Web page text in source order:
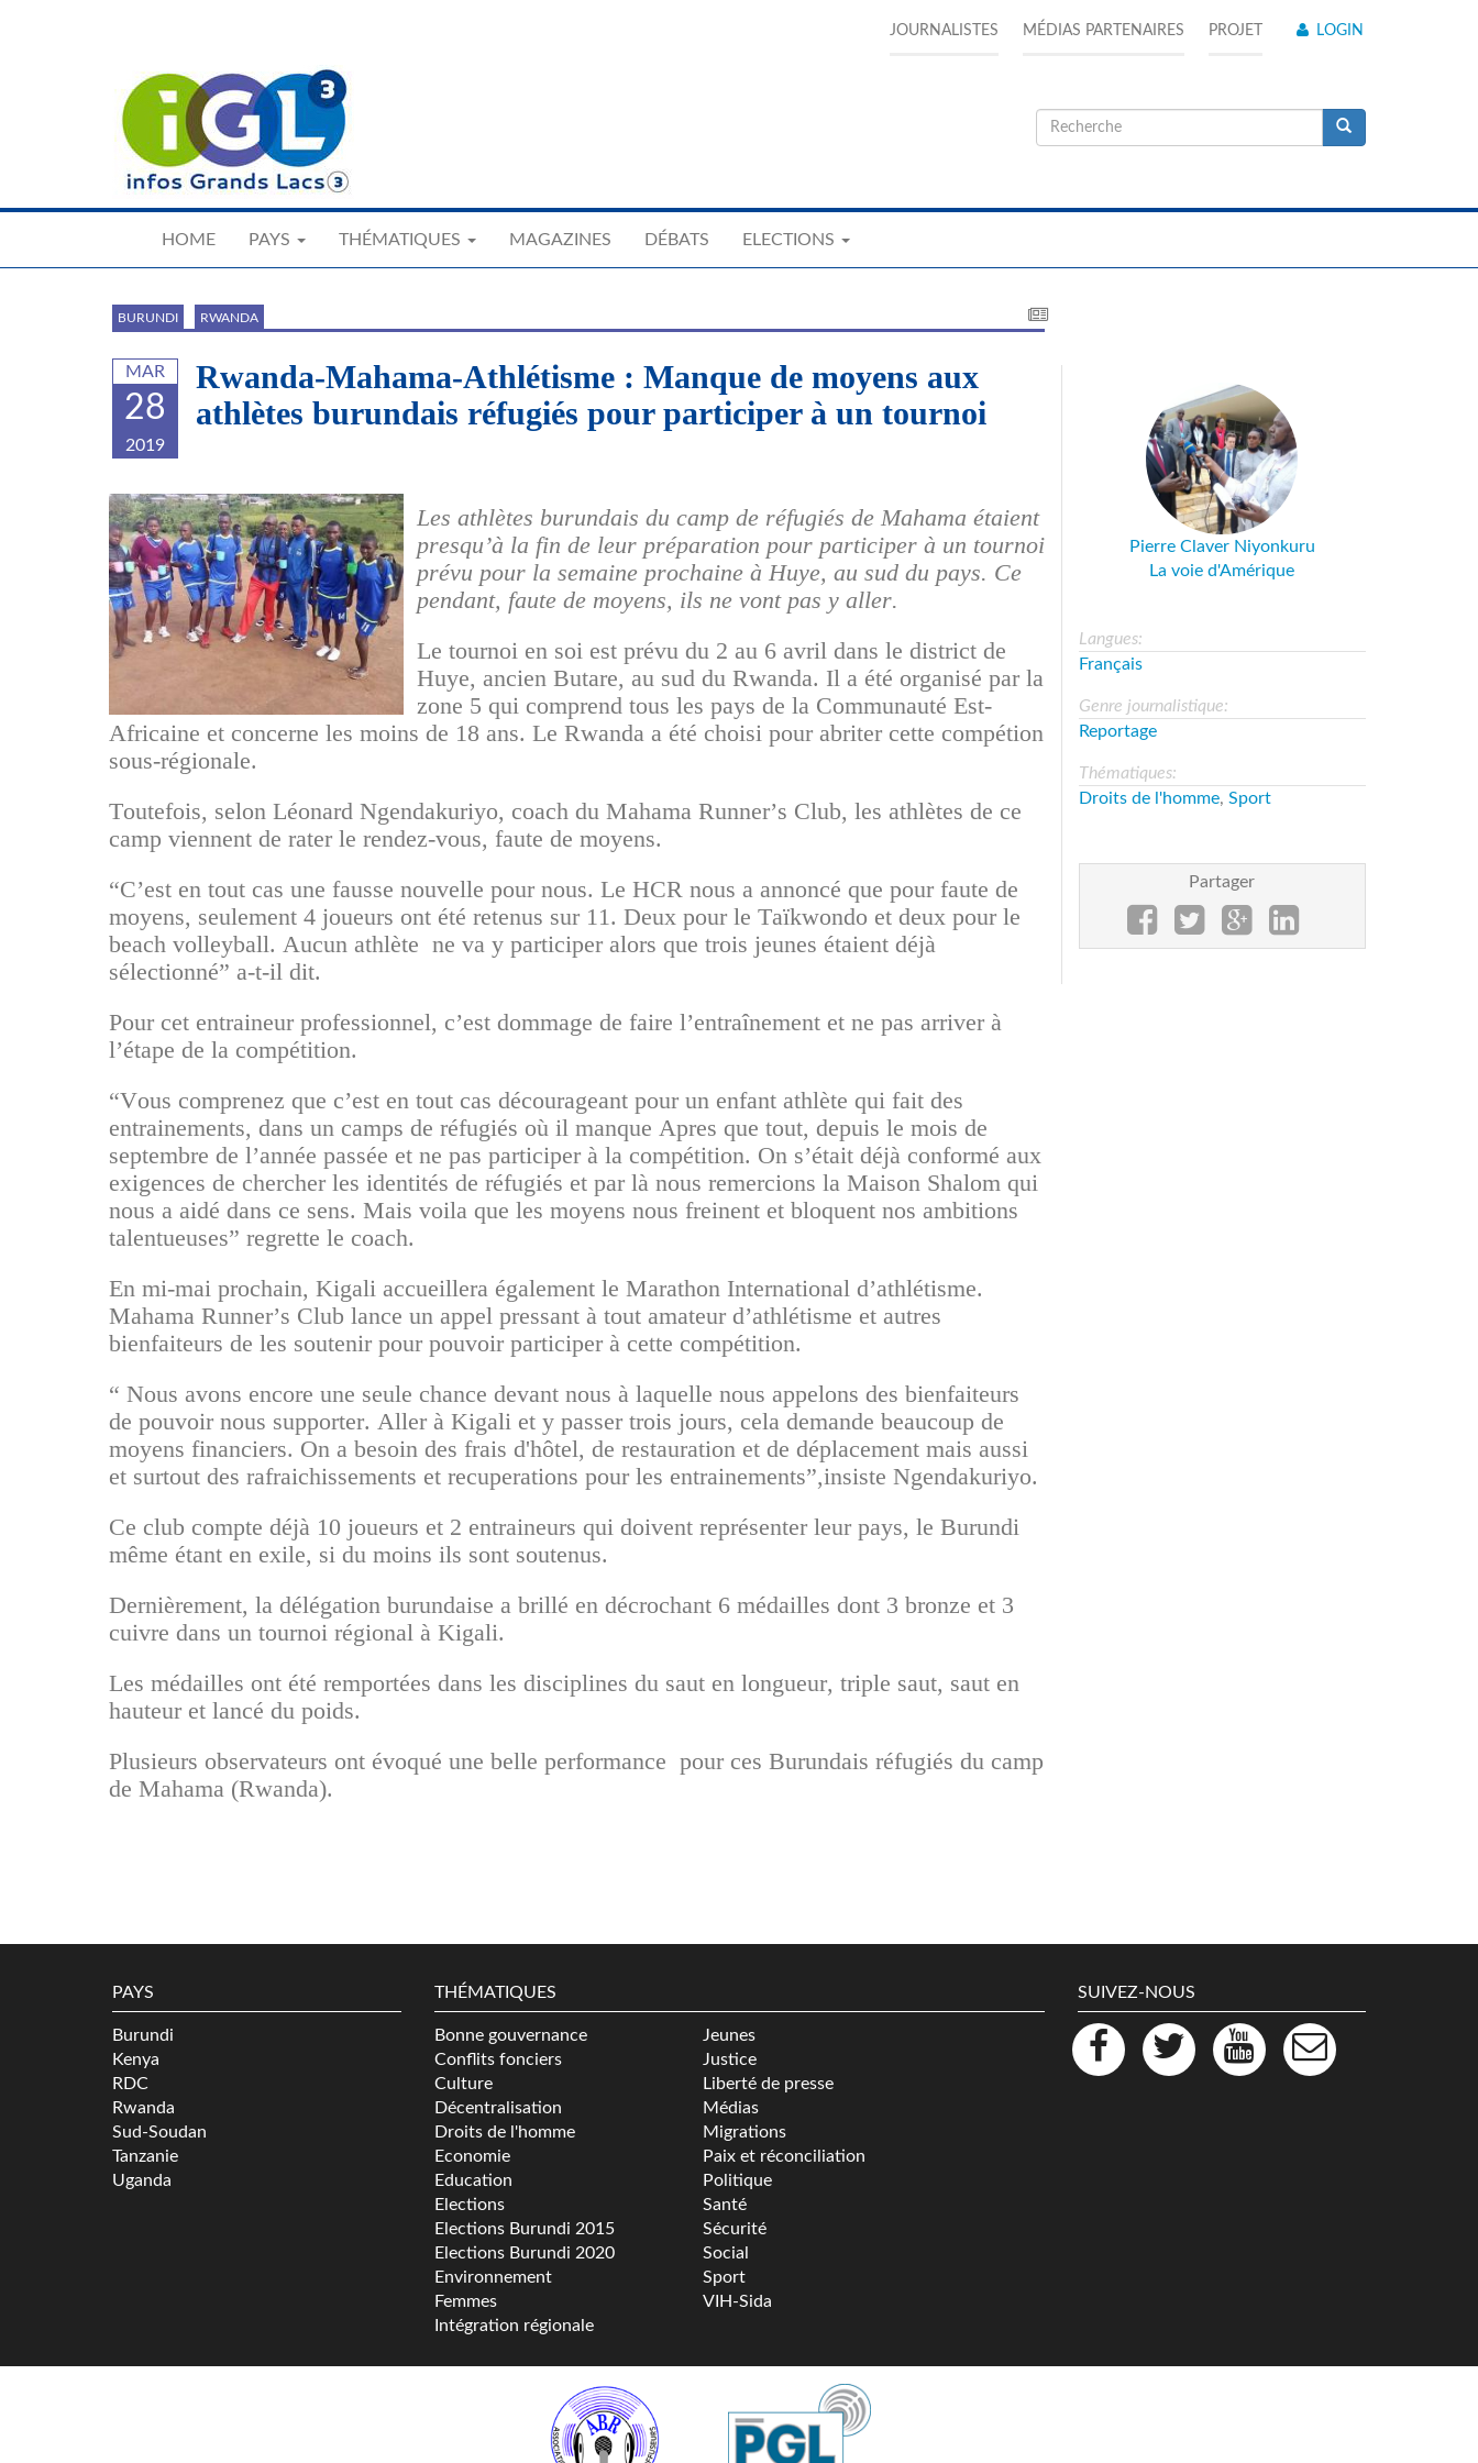
JOURNALISTES MÉDIAS PARTENAIRES PROJET LOGIN
Formulaire
recherche
HOME PAYS THÉMATIQUES MAGAZINES DÉBATS ELECTIONS
BURUNDI RWANDA
MAR
28
2019
Rwanda-Mahama-Athlétisme : Manque de moyens aux
athlètes burundais réfugiés pour participer à un tournoi
mahama_atlete.jpg
Les athlètes burundais du camp de réfugiés de Mahama étaient
presqu’à la fin de leur préparation pour participer à un tournoi
prévu pour la semaine prochaine à Huye, au sud du pays. Ce
pendant, faute de moyens, ils ne vont pas y aller.
Le tournoi en soi est prévu du 2 au 6 avril dans le district de
Huye, ancien Butare, au sud du Rwanda. Il a été organisé par la
zone 5 qui comprend tous les pays de la Communauté Est-
Africaine et concerne les moins de 18 ans. Le Rwanda a été choisi pour abriter cette compétion
sous-régionale.
Toutefois, selon Léonard Ngendakuriyo, coach du Mahama Runner’s Club, les athlètes de ce
camp viennent de rater le rendez-vous, faute de moyens.
“C’est en tout cas une fausse nouvelle pour nous. Le HCR nous a annoncé que pour faute de
moyens, seulement 4 joueurs ont été retenus sur 11. Deux pour le Taïkwondo et deux pour le
beach volleyball. Aucun athlète ne va y participer alors que trois jeunes étaient déjà
sélectionné” a-t-il dit.
Pour cet entraineur professionnel, c’est dommage de faire l’entraînement et ne pas arriver à
l’étape de la compétition.
“Vous comprenez que c’est en tout cas décourageant pour un enfant athlète qui fait des
entrainements, dans un camps de réfugiés où il manque Apres que tout, depuis le mois de
septembre de l’année passée et ne pas participer à la compétition. On s’était déjà conformé aux
exigences de chercher les identités de réfugiés et par là nous remercions la Maison Shalom qui
nous a aidé dans ce sens. Mais voila que les moyens nous freinent et bloquent nos ambitions
talentueuses” regrette le coach.
En mi-mai prochain, Kigali accueillera également le Marathon International d’athlétisme.
Mahama Runner’s Club lance un appel pressant à tout amateur d’athlétisme et autres
bienfaiteurs de les soutenir pour pouvoir participer à cette compétition.
“ Nous avons encore une seule chance devant nous à laquelle nous appelons des bienfaiteurs
de pouvoir nous supporter. Aller à Kigali et y passer trois jours, cela demande beaucoup de
moyens financiers. On a besoin des frais d'hôtel, de restauration et de déplacement mais aussi
et surtout des rafraichissements et recuperations pour les entrainements”,insiste Ngendakuriyo.
Ce club compte déjà 10 joueurs et 2 entraineurs qui doivent représenter leur pays, le Burundi
même étant en exile, si du moins ils sont soutenus.
Dernièrement, la délégation burundaise a brillé en décrochant 6 médailles dont 3 bronze et 3
cuivre dans un tournoi régional à Kigali.
Les médailles ont été remportées dans les disciplines du saut en longueur, triple saut, saut en
hauteur et lancé du poids.
Plusieurs observateurs ont évoqué une belle performance pour ces Burundais réfugiés du camp
de Mahama (Rwanda).
Pierre Claver Niyonkuru
La voie d'Amérique
Langues:
Français
Genre journalistique:
Reportage
Thématiques:
Droits de l'homme, Sport
Partager
PAYS
Burundi
Kenya
RDC
Rwanda
Sud-Soudan
Tanzanie
Uganda
THÉMATIQUES
Bonne gouvernance
Conflits fonciers
Culture
Décentralisation
Droits de l'homme
Economie
Education
Elections
Elections Burundi 2015
Elections Burundi 2020
Environnement
Femmes
Intégration régionale
Jeunes
Justice
Liberté de presse
Médias
Migrations
Paix et réconciliation
Politique
Santé
Sécurité
Social
Sport
VIH-Sida
SUIVEZ-NOUS